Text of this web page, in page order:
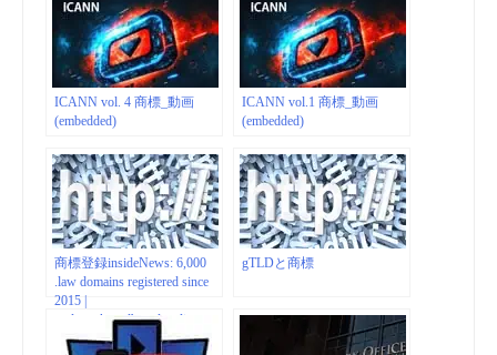
ICANN vol. 4 商標_動画
(embedded)
ICANN vol.1 商標_動画
(embedded)
商標登録insideNews: 6,000
.law domains registered since
2015 |
trademarksandbrandsonline.co
gTLDと商標